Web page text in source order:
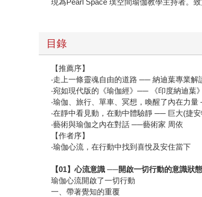
現為Pearl Space 璞空間瑜伽教學主持者。
目錄
【推薦序】
‧走上一條靈魂自由的道路 ── 納迪葉專業解
‧宛如現代版的《瑜伽經》── 《印度納迪葉
‧瑜伽、旅行、單車、冥想，喚醒了內在力
‧在靜中看見動，在動中體驗靜 ── 巨大(捷
‧藝術與瑜伽之內在對話 ──藝術家 周依
【作者序】
‧瑜伽心流，在行動中找到喜悅及安住當下
【01】心流意識 ──開啟一切行動的意識狀態
瑜伽心流開啟了一切行動
一、帶著覺知的重覆